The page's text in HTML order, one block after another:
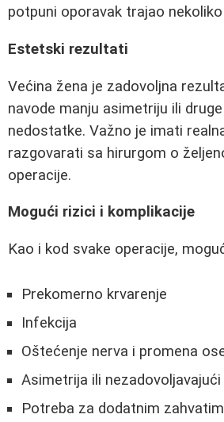
potpuni oporavak trajao nekoliko
Estetski rezultati
Većina žena je zadovoljna
navode manju asimetriju ili
nedostatke. Važno je imati
razgovarati sa hirurgom o
operacije.
Mogući rizici i komplikacije
Kao i kod svake operacije,
Prekomerno krvarenje
Infekcija
Oštećenje nerva i promena
Asimetrija ili
Potreba za dodatnim